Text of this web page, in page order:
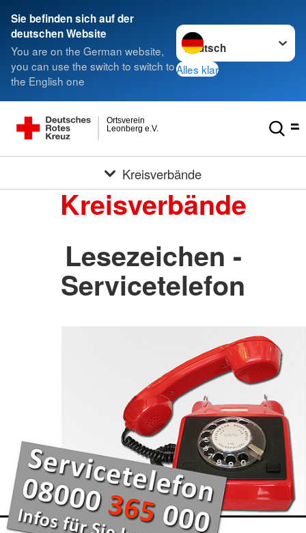
Sie befinden sich auf der
deutschen Website
You are on the German website,
you can use the switch to switch to
the English one
Sprache wechseln zu
Alles klar
Leonberg e.V.
Ortsverein
Kreisverbände
Kreisverbände
Lesezeichen -
Servicetelefon